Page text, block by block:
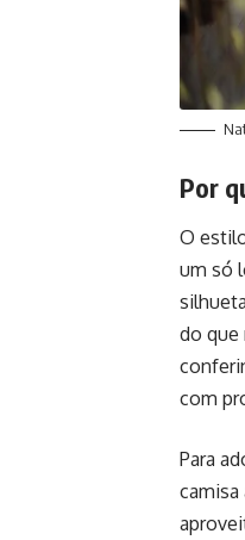
Por
O
um só
do que
com
Para